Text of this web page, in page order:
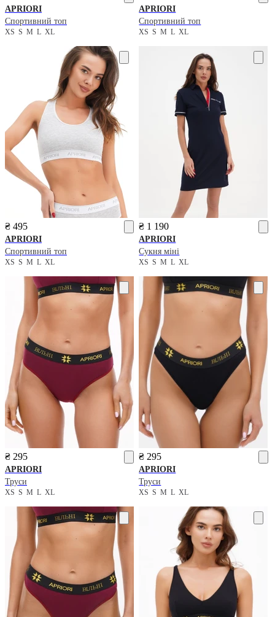
APRIORI
Спортивний топ
XS S M L XL
APRIORI
Спортивний топ
XSSMLXL
₴ 495
APRIORI
Спортивний топ
XS S M L XL
₴ 1 190
APRIORI
Сукня міні
XSSMLXL
₴ 295
APRIORI
Труси
XS S M L XL
₴ 295
APRIORI
Труси
XSSMLXL